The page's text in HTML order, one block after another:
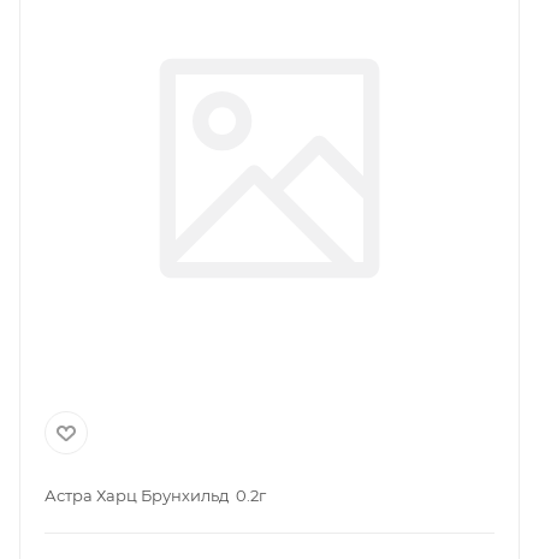
Астра Харц Брунхильд 0.2г